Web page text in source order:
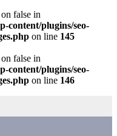
false in
content/plugins/seo-
on line 145
false in
content/plugins/seo-
on line 146